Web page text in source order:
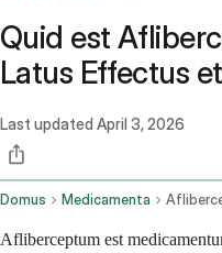
Quid est
Latus Effectus
Last updated April 3, 2026
Domus Medicamenta
Afliberceptum est